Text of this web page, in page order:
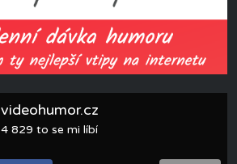
videohumor.cz
4 829 to se mi líbí